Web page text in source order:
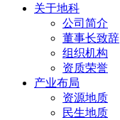
关于地科
公司简介
董事长致辞
组织机构
资质荣誉
产业布局
资源地质
民生地质